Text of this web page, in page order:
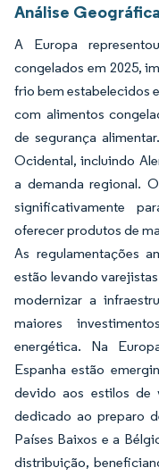
Análise Geográfica
A Europa
congelados em 2025,
frio bem estabelecidos
com alimentos
de segurança
Ocidental, incluindo
a demanda regional.
significativamente
oferecer produtos de
As regulamentações
estão levando
modernizar a
maiores
energética. Na
Espanha estão
devido aos estilos de
dedicado ao preparo
Países Baixos e a
distribuição,